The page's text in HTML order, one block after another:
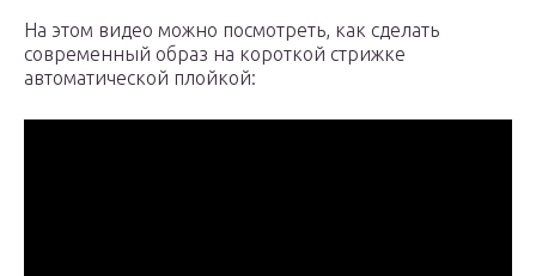
На этом видео можно посмотреть, как сделать
современный образ на короткой стрижке
автоматической плойкой: